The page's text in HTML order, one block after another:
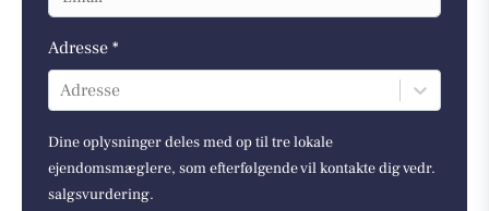
Adresse *
Adresse
Dine oplysninger deles med op til tre lokale
ejendomsmæglere, som efterfølgende vil kontakte dig vedr.
salgsvurdering.